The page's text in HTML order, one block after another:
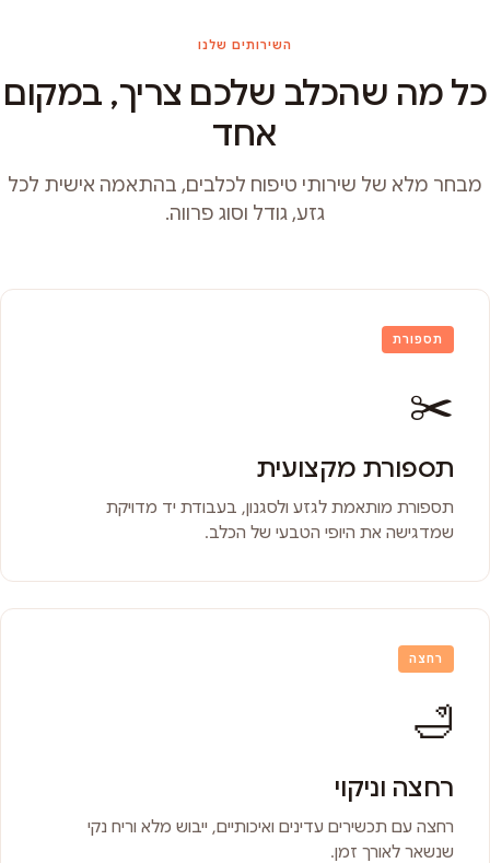
השירותים שלנו
כל מה שהכלב שלכם צריך, במקום
אחד
מבחר מלא של שירותי טיפוח לכלבים, בהתאמה אישית לכל
גזע, גודל וסוג פרווה.
תספורת
✂️
תספורת מקצועית
תספורת מותאמת לגזע ולסגנון, בעבודת יד מדויקת
שמדגישה את היופי הטבעי של הכלב.
רחצה
🛁
רחצה וניקוי
רחצה עם תכשירים עדינים ואיכותיים, ייבוש מלא וריח נקי
שנשאר לאורך זמן.